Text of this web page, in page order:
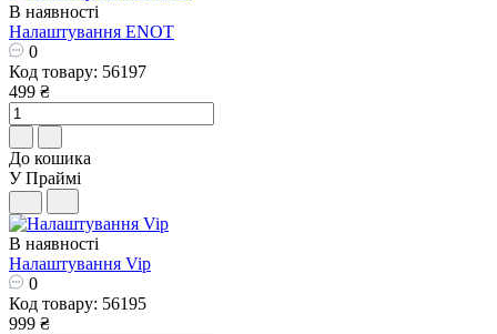
В наявності
Налаштування ENOT
0
Код товару: 56197
499 ₴
До кошика
У Праймі
В наявності
Налаштування Vip
0
Код товару: 56195
999 ₴